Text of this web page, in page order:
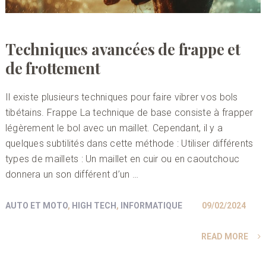
Techniques avancées de frappe et
de frottement
Il existe plusieurs techniques pour faire vibrer vos bols
tibétains. Frappe La technique de base consiste à frapper
légèrement le bol avec un maillet. Cependant, il y a
quelques subtilités dans cette méthode : Utiliser différents
types de maillets : Un maillet en cuir ou en caoutchouc
donnera un son différent d’un …
AUTO ET MOTO, HIGH TECH , INFORMATIQUE 09/02/2024
READ MORE